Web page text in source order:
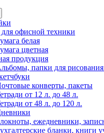
для офисной техники
белая
цветная
продукция
папки для рисования
конверты, пакеты
от 12 л. до 48 л.
от 48 л. до 120 л.
ежедневники,
бланки, книги